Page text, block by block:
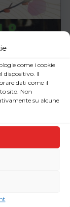
come i cookie
dispositivo. Il
dati come il
sito. Non
su alcune